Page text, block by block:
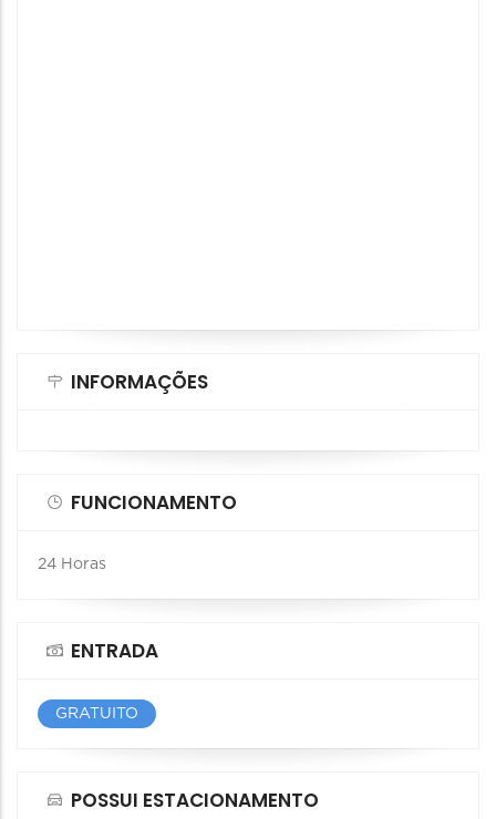
INFORMAÇÕES
FUNCIONAMENTO
24 Horas
ENTRADA
GRATUITO
POSSUI ESTACIONAMENTO